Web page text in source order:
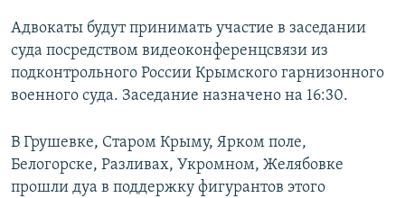
Адвокаты будут принимать участие в заседании
суда посредством видеоконференцсвязи из
подконтрольного России Крымского гарнизонного
военного суда. Заседание назначено на 16:30.
В Грушевке, Старом Крыму, Ярком поле,
Белогорске, Разливах, Укромном, Желябовке
прошли дуа в поддержку фигурантов этого